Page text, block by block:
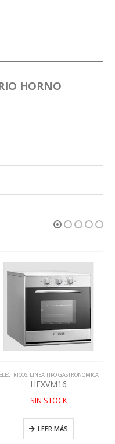
HORNO
ELECTRICOS, LINEA TIPO GASTRONOMICA
HEXVM16
SIN STOCK
LEER MÁS